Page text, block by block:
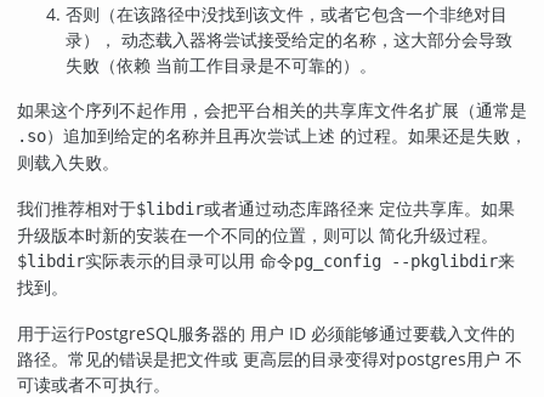
否则（在该路径中没找到该文件，或者它包含一个非绝对目
录）， 动态载入器将尝试接受给定的名称，这大部分会导致
失败（依赖 当前工作目录是不可靠的）。
如果这个序列不起作用，会把平台相关的共享库文件名扩展（通常是
.so）追加到给定的名称并且再次尝试上述 的过程。如果还是失败，
则载入失败。
我们推荐相对于$libdir或者通过动态库路径来 定位共享库。如果
升级版本时新的安装在一个不同的位置，则可以 简化升级过程。
$libdir实际表示的目录可以用 命令pg_config --pkglibdir来
找到。
用于运行PostgreSQL服务器的 用户 ID 必须能够通过要载入文件的
路径。常见的错误是把文件或 更高层的目录变得对postgres用户 不
可读或者不可执行。